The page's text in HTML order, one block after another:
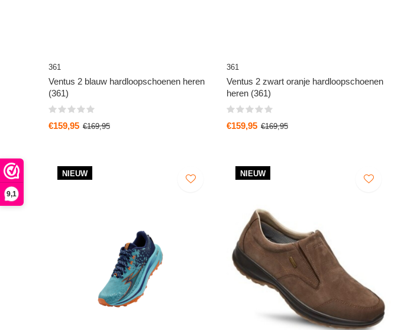
9,1
361
Ventus 2 blauw hardloopschoenen heren
(361)
€159,95 €169,95
361
Ventus 2 zwart oranje hardloopschoenen
heren (361)
€159,95 €169,95
NIEUW NIEUW